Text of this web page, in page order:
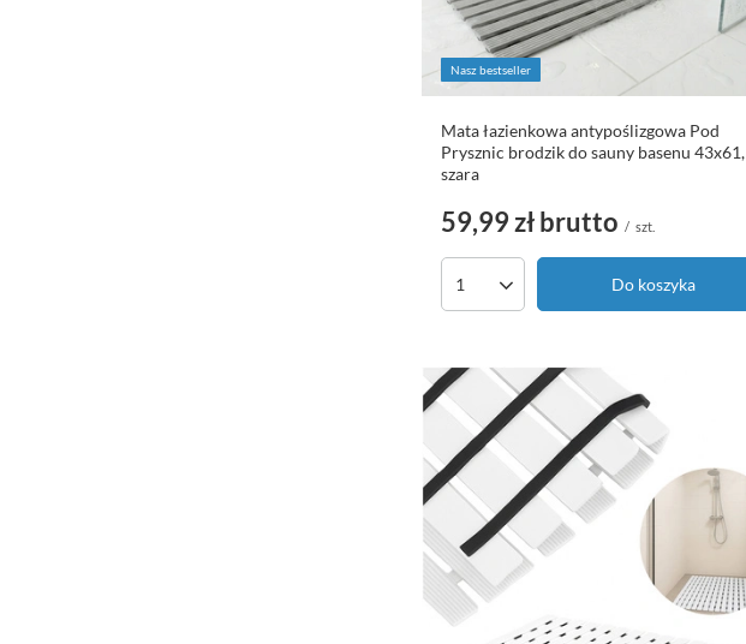
Nasz bestseller
Mata łazienkowa antypoślizgowa Pod
Prysznic brodzik do sauny basenu 43x61,
szara
59,99 złbrutto / szt.
Do koszyka